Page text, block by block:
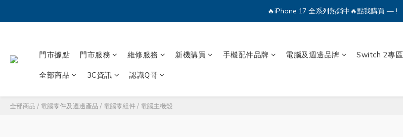
🔥iPhone 17 全系列熱銷中🔥點我購買 — !
🔥iPhone 17 全系列熱銷中🔥點我購買 — !
🔥iPhone 17 全系列熱銷中🔥點我購買 — !
門市據點 門市服務 維修服務 新機購買 手機配件品牌 電腦及週邊品牌 Switch 2專區
全部商品 3C資訊 認識Q哥
全部商品 / 電腦零件及週邊產品 / 電腦零組件/ 電腦主機殼